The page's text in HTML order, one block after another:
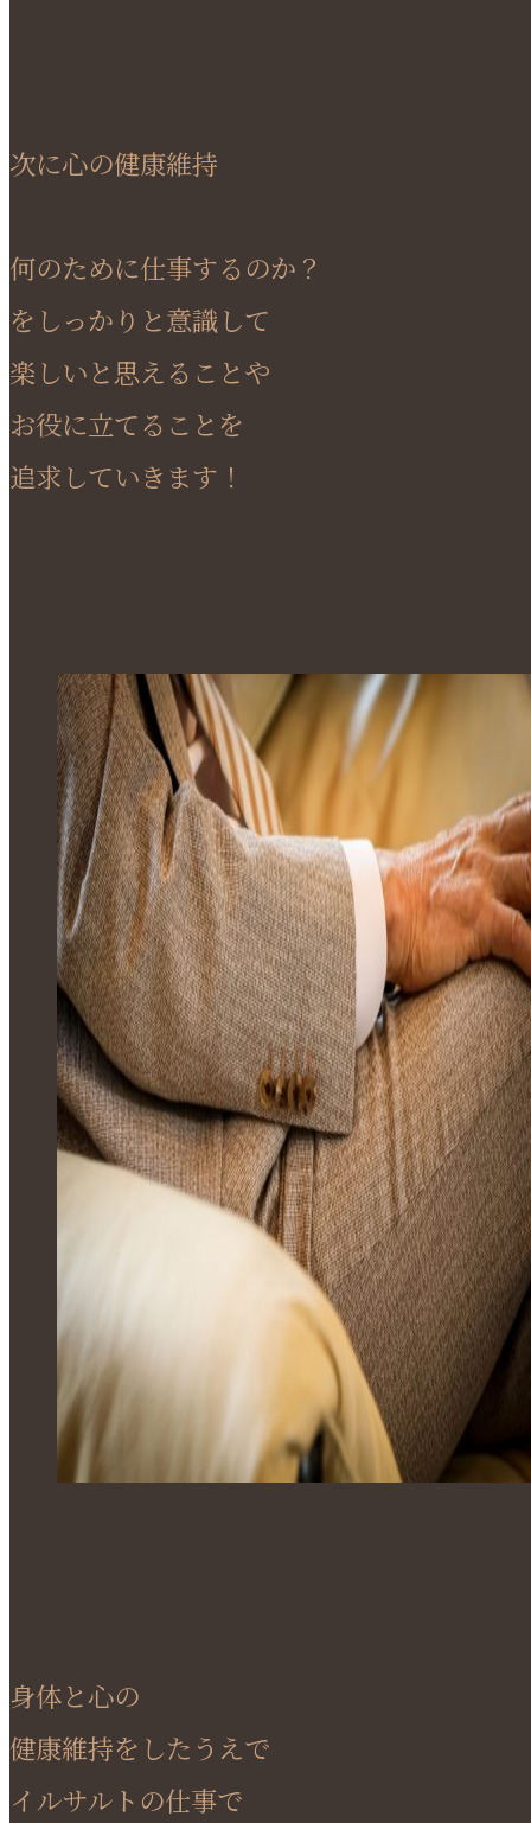
次に心の健康維持
何のために仕事するのか？
をしっかりと意識して
楽しいと思えることや
お役に立てることを
追求していきます！
身体と心の
健康維持をしたうえで
イルサルトの仕事で